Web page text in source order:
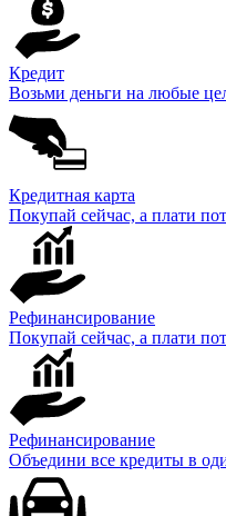
Кредит
Возьми деньги на любые
Кредитная карта
Покупай сейчас, а плати
Рефинансирование
Покупай сейчас, а плати
Рефинансирование
Объедини все кредиты в